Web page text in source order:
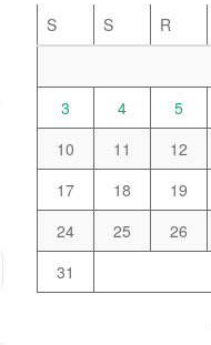
S
S R
3
4 5
10
11 12
17
18 19
24
25 26
31